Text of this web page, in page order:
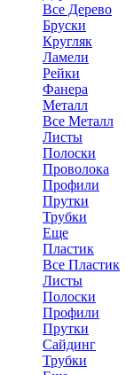
Все Дерево
Бруски
Кругляк
Ламели
Рейки
Фанера
Металл
Все Металл
Листы
Полоски
Проволока
Профили
Прутки
Трубки
Еще
Пластик
Все Пластик
Листы
Полоски
Профили
Прутки
Сайдинг
Трубки